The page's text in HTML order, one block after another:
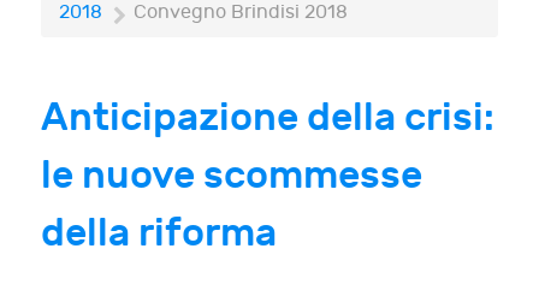
2018
Convegno Brindisi 2018
Anticipazione della crisi:
le nuove scommesse
della riforma